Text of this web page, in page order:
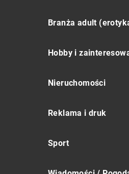
Branża adult
Hobby i
Nieruchomości
Reklama i druk
Sport